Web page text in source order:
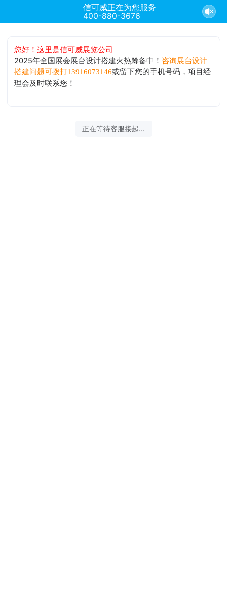
信可威正在为您服务
400-880-3676
您好！这里是信可威展览公司
2025年全国展会展台设计搭建火热筹备中！ 咨询展台设计
搭建问题可拨打13916073146或留下您的手机号码，项目经
理会及时联系您！
正在等待客服接起...